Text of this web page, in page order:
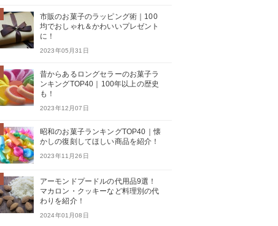
市販のお菓子のラッピング術｜100
均でおしゃれ＆かわいいプレゼント
に！
2023年05月31日
昔からあるロングセラーのお菓子ラ
ンキングTOP40｜100年以上の歴史
も！
2023年12月07日
昭和のお菓子ランキングTOP40｜懐
かしの復刻してほしい商品を紹介！
2023年11月26日
アーモンドプードルの代用品9選！
マカロン・クッキーなど料理別の代
わりを紹介！
2024年01月08日